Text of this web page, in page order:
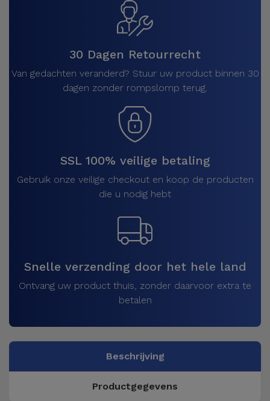
30 Dagen Retourrecht
Van gedachten veranderd? Stuur uw product binnen 30
dagen zonder rompslomp terug.
SSL 100% veilige betaling
Gebruik onze veilige checkout en koop de producten
die u nodig hebt
Snelle verzending door het hele land
Ontvang uw product thuis, zonder daarvoor extra te
betalen
Beschrijving
Productgegevens